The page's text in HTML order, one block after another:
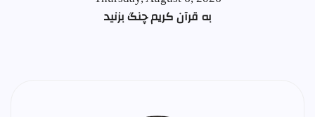
به قرآن کریم چنگ بزنید